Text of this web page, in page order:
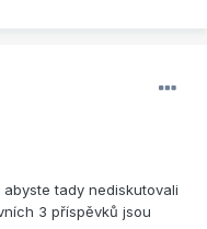
tady nediskutovali
3 příspěvků jsou